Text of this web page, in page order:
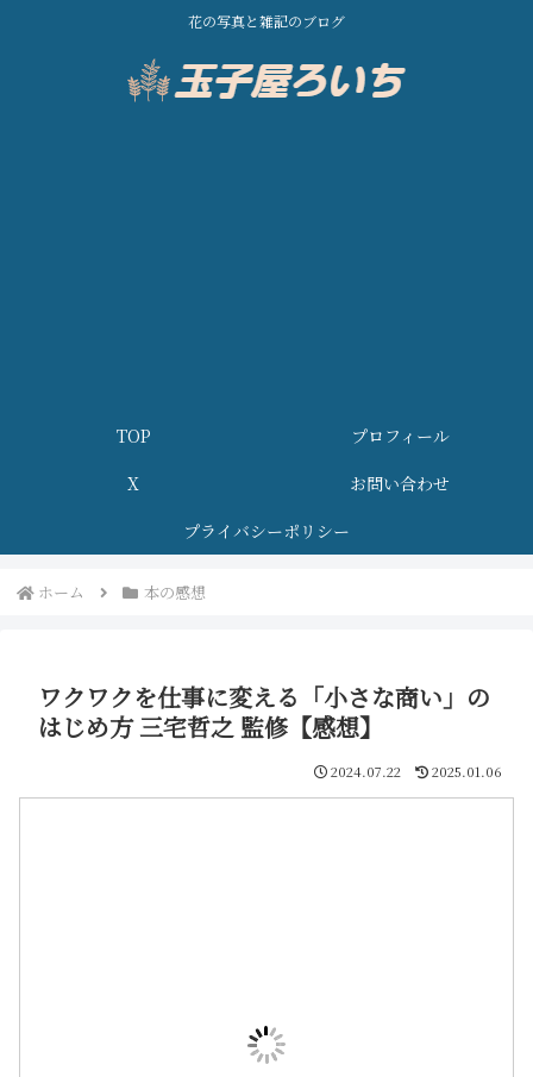
花の写真と雑記のブログ
TOP
プロフィール
X
お問い合わせ
プライバシーポリシー
ホーム 本の感想
ワクワクを仕事に変える「小さな商い」の
はじめ方 三宅哲之 監修【感想】
2024.07.22 2025.01.06